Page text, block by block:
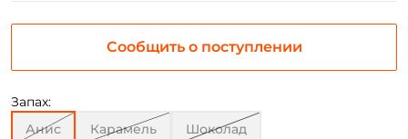
Запах:
Анис
Карамель
Шоколад
Сообщить о поступлении